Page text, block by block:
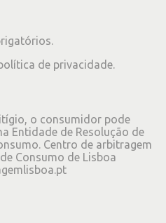
de privacidade.
o consumidor pode
Entidade de Resolução de
Centro de arbitragem
Consumo de Lisboa